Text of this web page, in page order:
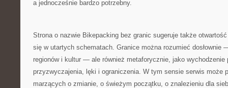
a jednocześnie bardzo potrzebny.
Strona o nazwie Bikepacking bez granic sugeruje także
się w utartych schematach. Granice można rozumieć dosłownie
regionów i kultur — ale również metaforycznie, jako wychodzenie
przyzwyczajenia, lęki i ograniczenia. W tym sensie serwis może
marzących o zmianie, o świeżym początku, o znalezieniu dla